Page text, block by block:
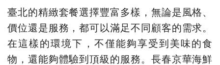
臺北的精緻套餐選擇豐富多樣，無論是風格、
價位還是服務，都可以滿足不同顧客的需求。
在這樣的環境下，不僅能夠享受到美味的食
物，還能夠體驗到頂級的服務。長春京華海鮮